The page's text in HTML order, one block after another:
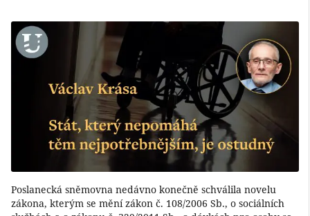
Poslanecká sněmovna nedávno konečně schválila novelu
zákona, kterým se mění zákon č. 108/2006 Sb., o sociálních